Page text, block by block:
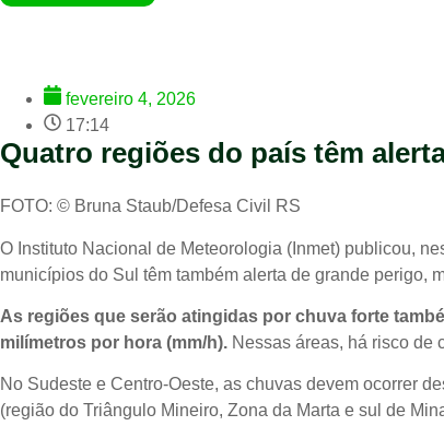
fevereiro 4, 2026
17:14
Quatro regiões do país têm
FOTO: © Bruna Staub/Defesa Civil RS
O Instituto Nacional de Meteorologia (Inmet) publicou,
municípios do Sul têm também alerta de grande perigo,
As regiões que serão atingidas por chuva forte
milímetros por hora (mm/h). Nessas áreas, há risco de
No Sudeste e Centro-Oeste, as chuvas devem ocorrer
(região do Triângulo Mineiro, Zona da Marta e sul de